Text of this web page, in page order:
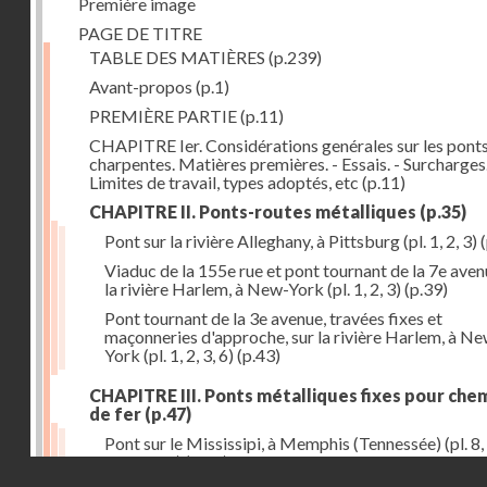
PAGE DE TITRE
TABLE DES MATIÈRES (p.239)
Avant-propos (p.1)
PREMIÈRE PARTIE(p.11)
CHAPITRE Ier. Considérations genérales sur les
charpentes. Matières premières. - Essais. -
Limites de travail, types adoptés, etc (p.11)
CHAPITRE II. Ponts-routes métalliques (p.35)
Pont sur la rivière Alleghany, à Pittsburg (pl. 1, 2, 3)
Viaduc de la 155e rue et pont tournant de la 7e
la rivière Harlem, à New-York (pl. 1, 2, 3) (p.39)
Pont tournant de la 3e avenue, travées fixes et
maçonneries d'approche, sur la rivière Harlem, à
York (pl. 1, 2, 3, 6) (p.43)
CHAPITRE III. Ponts métalliques fixes pour
de fer (p.47)
Pont sur le Mississipi, à Memphis (Tennessée) (pl. 8,
11, 12, 13)(p.47)